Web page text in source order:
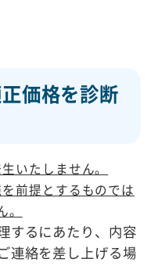
正価格を診断
いたしません。​
前提とするものでは
。​
するにあたり、内容
連絡を差し上げる場